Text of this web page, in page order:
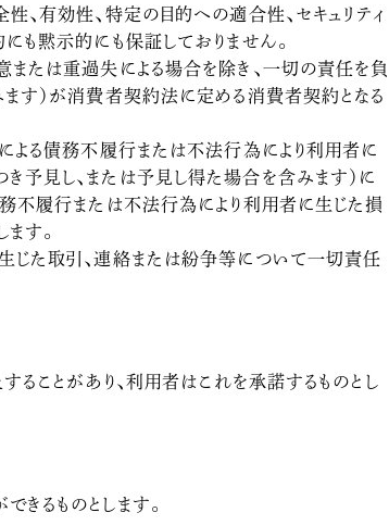
、有効性、特定の目的への適合性、セキュリティ
も黙示的にも保証しておりません。
または重過失による場合を除き、一切の責任を負
す）が消費者契約法に定める消費者契約となる
よる債務不履行または不法行為により利用者に
予見し、または予見し得た場合を含みます）に
不履行または不法行為により利用者に生じた損
す。
じた取引、連絡または紛争等について一切責任
ことがあり、利用者はこれを承諾するものとし
きるものとします。